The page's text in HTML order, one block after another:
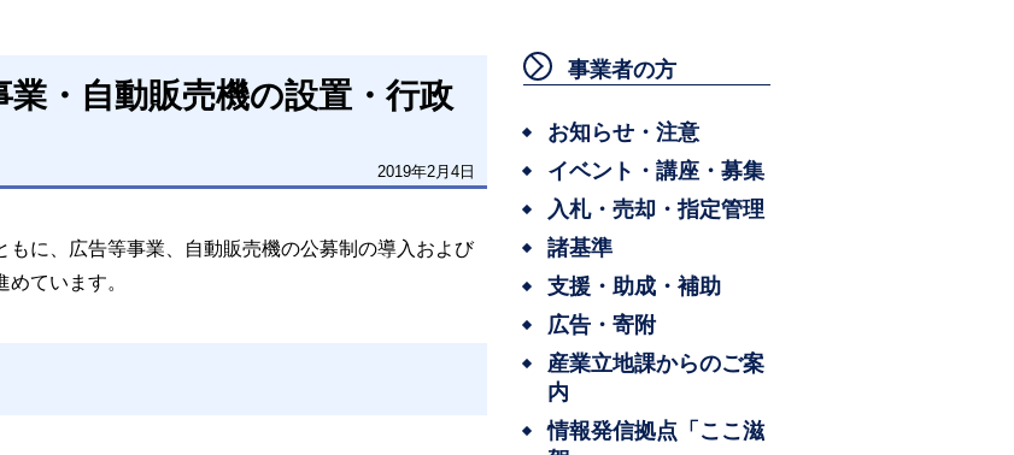
・自動販売機の設置・行政
2019年2月4日
に、広告等事業、自動販売機の公募制の導入および
ています。
事業者の方
お知らせ・注意
イベント・講座・募集
入札・売却・指定管理
諸基準
支援・助成・補助
広告・寄附
産業立地課からのご案
内
情報発信拠点「ここ滋